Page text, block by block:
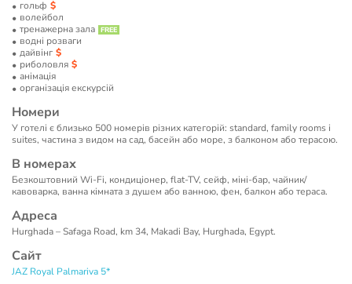
гольф
волейбол
тренажерна зала
водні розваги
дайвінг
риболовля
анімація
організація екскурсій
Номери
У готелі є близько 500 номерів різних категорій: standard, family rooms і
suites, частина з видом на сад, басейн або море, з балконом або терасою.
В номерах
Безкоштовний Wi-Fi, кондиціонер, flat-TV, сейф, міні-бар, чайник/
кавоварка, ванна кімната з душем або ванною, фен, балкон або тераса.
Адреса
Hurghada – Safaga Road, km 34, Makadi Bay, Hurghada, Egypt.
Сайт
JAZ Royal Palmariva 5*